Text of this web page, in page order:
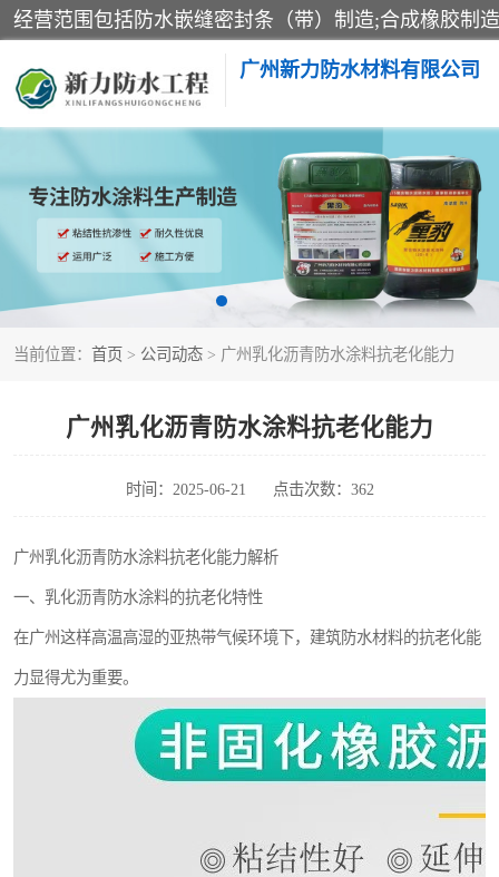
广州新力防水材料有限公司
当前位置： 首页 > 公司动态 > 广州乳化沥青防水涂料抗老化能力
广州乳化沥青防水涂料抗老化能力
时间：2025-06-21 点击次数：362
广州乳化沥青防水涂料抗老化能力解析
一、乳化沥青防水涂料的抗老化特性
在广州这样高温高湿的亚热带气候环境下，建筑防水材料的抗老化能
力显得尤为重要。
黑豹防水胶
乳化沥青防水涂料
非固化橡胶防水涂料